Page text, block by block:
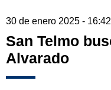
30 de enero 2025 - 16:42
San Telmo
Alvarado